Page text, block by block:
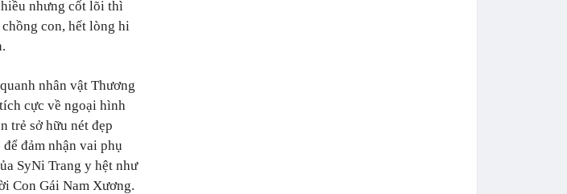
nhưng cốt lõi thì
con, hết lòng hi
nhân vật Thương
cực về ngoại hình
trẻ sở hữu nét đẹp
đảm nhận vai phụ
SyNi Trang y hệt như
Con Gái Nam Xương.